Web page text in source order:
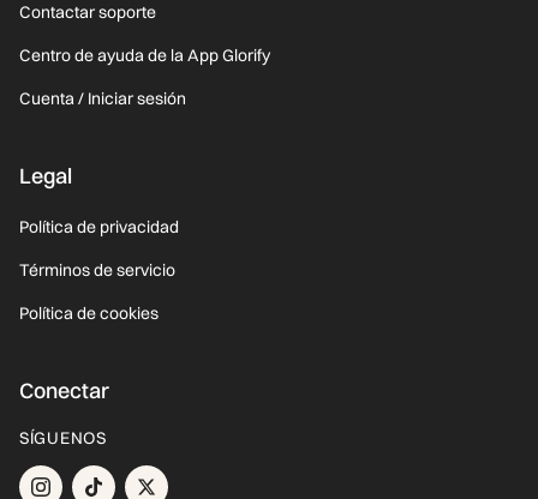
Contactar soporte
Centro de ayuda de la App Glorify
Cuenta / Iniciar sesión
Legal
Política de privacidad
Términos de servicio
Política de cookies
Conectar
SÍGUENOS